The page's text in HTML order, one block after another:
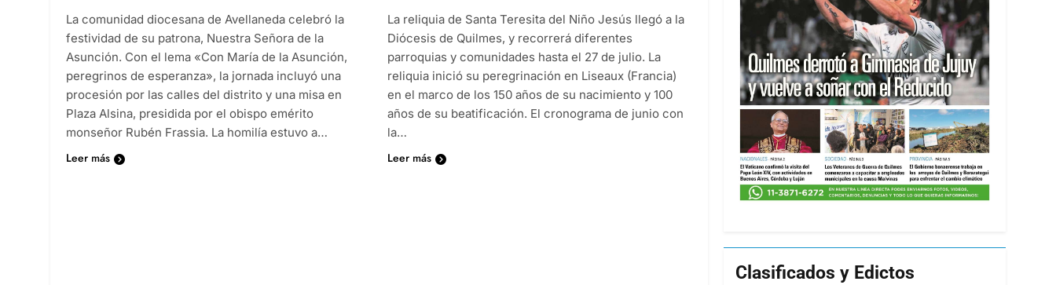
La comunidad diocesana de Avellaneda celebró la
festividad de su patrona, Nuestra Señora de la
Asunción. Con el lema «Con María de la Asunción,
peregrinos de esperanza», la jornada incluyó una
procesión por las calles del distrito y una misa en
Plaza Alsina, presidida por el obispo emérito
monseñor Rubén Frassia. La homilía estuvo a…
Leer más
La reliquia de Santa Teresita del Niño Jesús llegó a la
Diócesis de Quilmes, y recorrerá diferentes
parroquias y comunidades hasta el 27 de julio. La
reliquia inició su peregrinación en Liseaux (Francia)
en el marco de los 150 años de su nacimiento y 100
años de su beatificación. El cronograma de junio con
la…
Leer más
Clasificados y Edictos